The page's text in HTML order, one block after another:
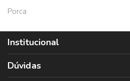
Porca
Institucional
Dúvidas